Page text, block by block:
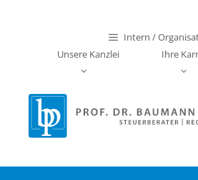
Intern /
Unsere Kanzlei
Ihre